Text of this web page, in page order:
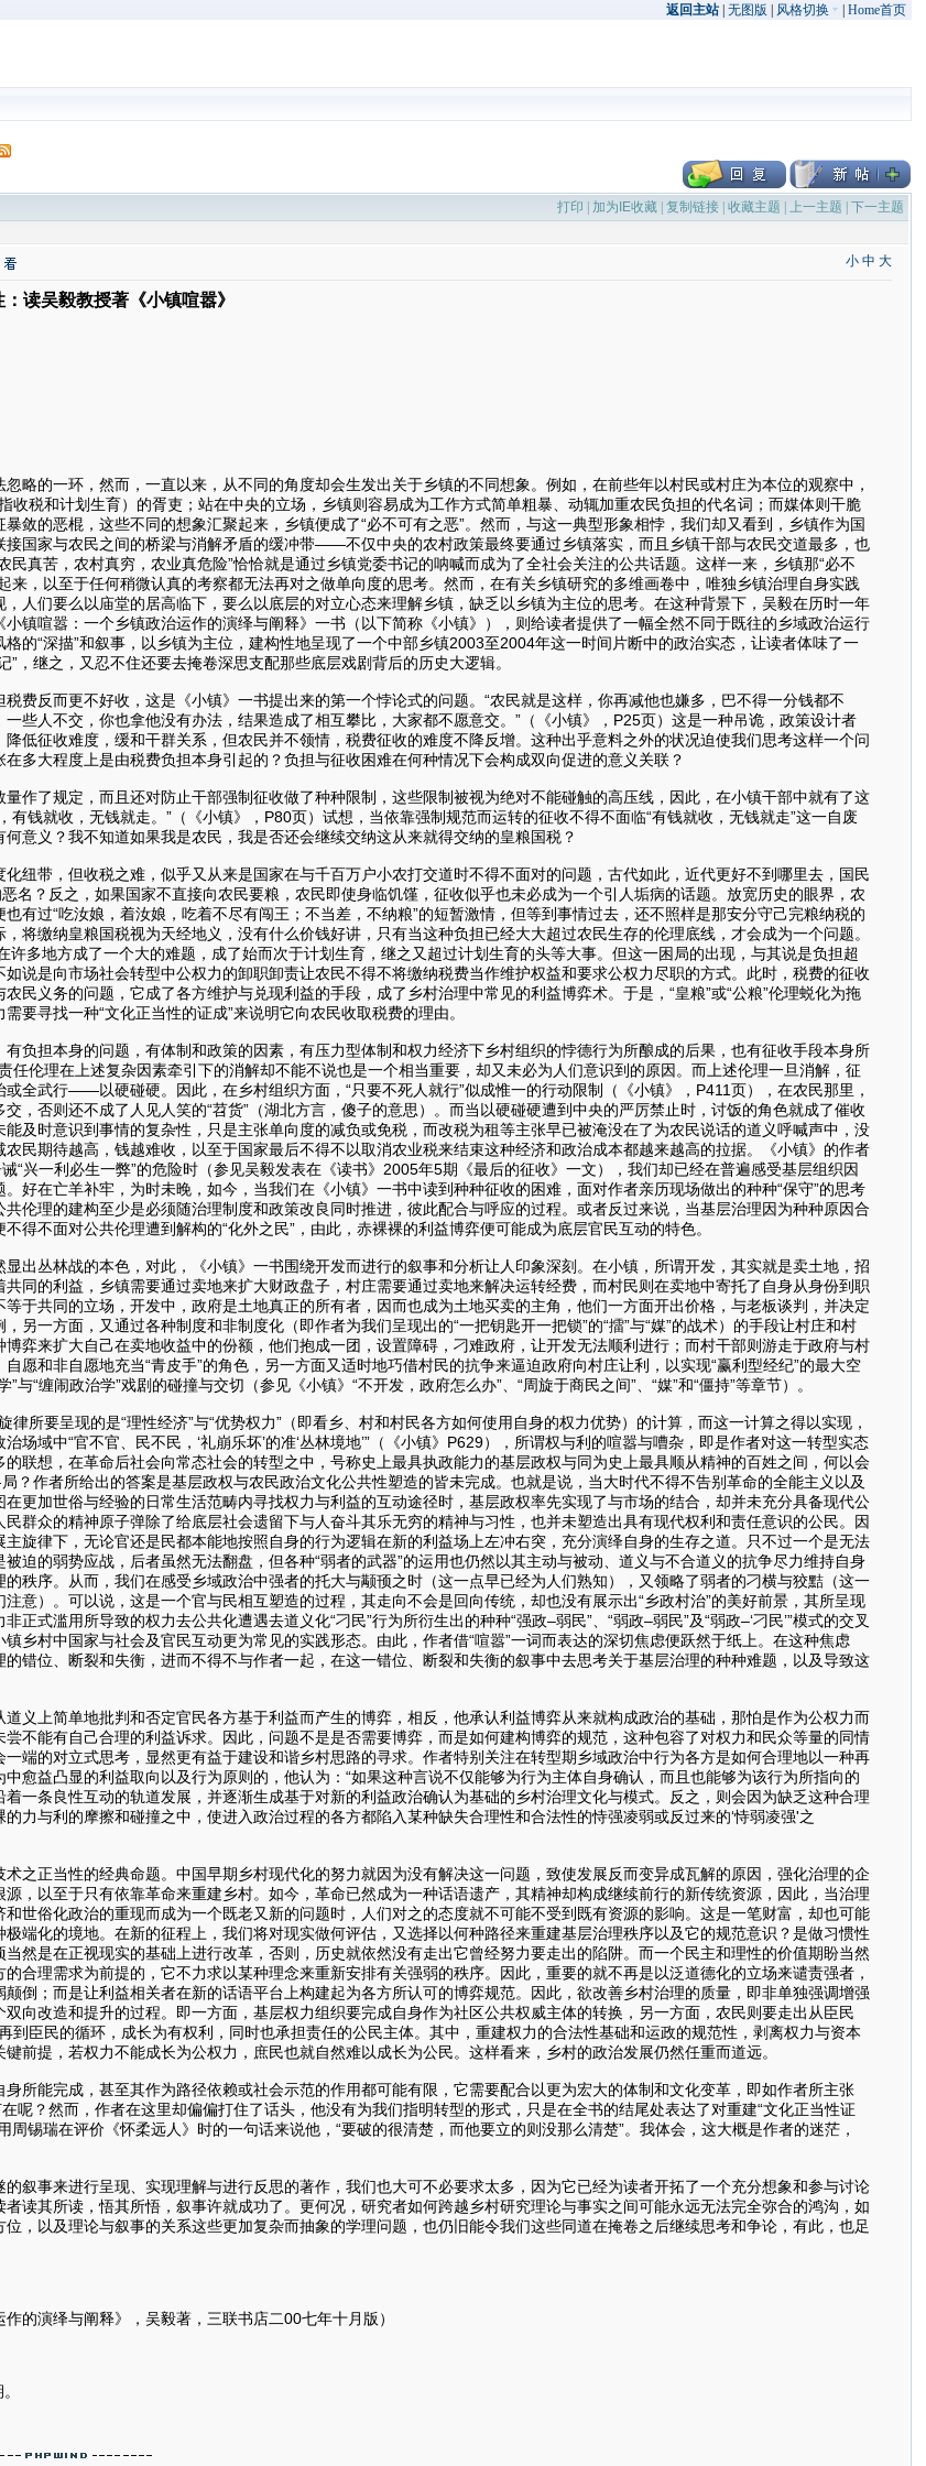
返回主站| 无图版 风格切换 Home首页
打印 | 加为IE收藏| 复制链接| 收藏主题 | 上一主题 | 下一主题
小 中 大
读吴毅教授著《小镇喧嚣》
略的一环，然而，一直以来，从不同的角度却会生发出关于乡镇的不同想象。例如，在前些年以村民或村庄为本位的观察中，
指收税和计划生育）的胥吏；站在中央的立场，乡镇则容易成为工作方式简单粗暴、动辄加重农民负担的代名词；而媒体则干脆
敛的恶棍，这些不同的想象汇聚起来，乡镇便成了“必不可有之恶”。然而，与这一典型形象相悖，我们却又看到，乡镇作为国
接国家与农民之间的桥梁与消解矛盾的缓冲带——不仅中央的农村政策最终要通过乡镇落实，而且乡镇干部与农民交道最多，也
民真苦，农村真穷，农业真危险”恰恰就是通过乡镇党委书记的呐喊而成为了全社会关注的公共话题。这样一来，乡镇那“必不
来，以至于任何稍微认真的考察都无法再对之做单向度的思考。然而，在有关乡镇研究的多维画卷中，唯独乡镇治理自身实践
人们要么以庙堂的居高临下，要么以底层的对立心态来理解乡镇，缺乏以乡镇为主位的思考。在这种背景下，吴毅在历时一年
小镇喧嚣：一个乡镇政治运作的演绎与阐释》一书（以下简称《小镇》），则给读者提供了一幅全然不同于既往的乡域政治运行
的“深描”和叙事，以乡镇为主位，建构性地呈现了一个中部乡镇2003至2004年这一时间片断中的政治实态，让读者体味了一
”，继之，又忍不住还要去掩卷深思支配那些底层戏剧背后的历史大逻辑。
费反而更不好收，这是《小镇》一书提出来的第一个悖论式的问题。“农民就是这样，你再减他也嫌多，巴不得一分钱都不
些人不交，你也拿他没有办法，结果造成了相互攀比，大家都不愿意交。”（《小镇》，P25页）这是一种吊诡，政策设计者
低征收难度，缓和干群关系，但农民并不领情，税费征收的难度不降反增。这种出乎意料之外的状况迫使我们思考这样一个问
多大程度上是由税费负担本身引起的？负担与征收困难在何种情况下会构成双向促进的意义关联？
作了规定，而且还对防止干部强制征收做了种种限制，这些限制被视为绝对不能碰触的高压线，因此，在小镇干部中就有了这
有钱就收，无钱就走。”（《小镇》，P80页）试想，当依靠强制规范而运转的征收不得不面临“有钱就收，无钱就走”这一自废
意义？我不知道如果我是农民，我是否还会继续交纳这从来就得交纳的皇粮国税？
纽带，但收税之难，似乎又从来是国家在与千百万户小农打交道时不得不面对的问题，古代如此，近代更好不到哪里去，国民
名？反之，如果国家不直接向农民要粮，农民即使身临饥馑，征收似乎也未必成为一个引人垢病的话题。放宽历史的眼界，农
有过“吃汝娘，着汝娘，吃着不尽有闯王；不当差，不纳粮”的短暂激情，但等到事情过去，还不照样是那安分守己完粮纳税的
将缴纳皇粮国税视为天经地义，没有什么价钱好讲，只有当这种负担已经大大超过农民生存的伦理底线，才会成为一个问题。
许多地方成了一个大的难题，成了始而次于计划生育，继之又超过计划生育的头等大事。但这一困局的出现，与其说是负担超
说是向市场社会转型中公权力的卸职卸责让农民不得不将缴纳税费当作维护权益和要求公权力尽职的方式。此时，税费的征收
民义务的问题，它成了各方维护与兑现利益的手段，成了乡村治理中常见的利益博弈术。于是，“皇粮”或“公粮”伦理蜕化为拖
要寻找一种“文化正当性的证成”来说明它向农民收取税费的理由。
负担本身的问题，有体制和政策的因素，有压力型体制和权力经济下乡村组织的悖德行为所酿成的后果，也有征收手段本身所
任伦理在上述复杂因素牵引下的消解却不能不说也是一个相当重要，却又未必为人们意识到的原因。而上述伦理一旦消解，征
全武行——以硬碰硬。因此，在乡村组织方面，“只要不死人就行”似成惟一的行动限制（《小镇》，P411页），在农民那里，
，否则还不成了人见人笑的“苕货”（湖北方言，傻子的意思）。而当以硬碰硬遭到中央的严厉禁止时，讨饭的角色就成了催收
及时意识到事情的复杂性，只是主张单向度的减负或免税，而改税为租等主张早已被淹没在了为农民说话的道义呼喊声中，没
民期待越高，钱越难收，以至于国家最后不得不以取消农业税来结束这种经济和政治成本都越来越高的拉据。《小镇》的作者
“兴一利必生一弊”的危险时（参见吴毅发表在《读书》2005年5期《最后的征收》一文），我们却已经在普遍感受基层组织因
好在亡羊补牢，为时未晚，如今，当我们在《小镇》一书中读到种种征收的困难，面对作者亲历现场做出的种种“保守”的思考
伦理的建构至少是必须随治理制度和政策改良同时推进，彼此配合与呼应的过程。或者反过来说，当基层治理因为种种原因合
得不面对公共伦理遭到解构的“化外之民”，由此，赤裸裸的利益博弈便可能成为底层官民互动的特色。
出丛林战的本色，对此，《小镇》一书围绕开发而进行的叙事和分析让人印象深刻。在小镇，所谓开发，其实就是卖土地，招
同的利益，乡镇需要通过卖地来扩大财政盘子，村庄需要通过卖地来解决运转经费，而村民则在卖地中寄托了自身从身份到职
于共同的立场，开发中，政府是土地真正的所有者，因而也成为土地买卖的主角，他们一方面开出价格，与老板谈判，并决定
另一方面，又通过各种制度和非制度化（即作者为我们呈现出的“一把钥匙开一把锁”的“擂”与“媒”的战术）的手段让村庄和村
弈来扩大自己在卖地收益中的份额，他们抱成一团，设置障碍，刁难政府，让开发无法顺利进行；而村干部则游走于政府与村
愿和非自愿地充当“青皮手”的角色，另一方面又适时地巧借村民的抗争来逼迫政府向村庄让利，以实现“赢利型经纪”的最大空
与“缠闹政治学”戏剧的碰撞与交切（参见《小镇》“不开发，政府怎么办”、“周旋于商民之间”、“媒”和“僵持”等章节）。
律所要呈现的是“理性经济”与“优势权力”（即看乡、村和村民各方如何使用自身的权力优势）的计算，而这一计算之得以实现，
场域中“官不官、民不民，‘礼崩乐坏’的准‘丛林境地’”（《小镇》P629），所谓权与利的喧嚣与嘈杂，即是作者对这一转型实态
联想，在革命后社会向常态社会的转型之中，号称史上最具执政能力的基层政权与同为史上最具顺从精神的百姓之间，何以会
？作者所给出的答案是基层政权与农民政治文化公共性塑造的皆未完成。也就是说，当大时代不得不告别革命的全能主义以及
更加世俗与经验的日常生活范畴内寻找权力与利益的互动途径时，基层政权率先实现了与市场的结合，却并未充分具备现代公
群众的精神原子弹除了给底层社会遗留下与人奋斗其乐无穷的精神与习性，也并未塑造出具有现代权利和责任意识的公民。因
旋律下，无论官还是民都本能地按照自身的行为逻辑在新的利益场上左冲右突，充分演绎自身的生存之道。只不过一个是无法
迫的弱势应战，后者虽然无法翻盘，但各种“弱者的武器”的运用也仍然以其主动与被动、道义与不合道义的抗争尽力维持自身
秩序。从而，我们在感受乡域政治中强者的托大与颟顸之时（这一点早已经为人们熟知），又领略了弱者的刁横与狡黠（这一
意）。可以说，这是一个官与民相互塑造的过程，其走向不会是回向传统，却也没有展示出“乡政村治”的美好前景，其所呈现
式滥用所导致的权力去公共化遭遇去道义化“刁民”行为所衍生出的种种“强政–弱民”、“弱政–弱民”及“弱政–‘刁民’”模式的交叉
乡村中国家与社会及官民互动更为常见的实践形态。由此，作者借“喧嚣”一词而表达的深切焦虑便跃然于纸上。在这种焦虑
错位、断裂和失衡，进而不得不与作者一起，在这一错位、断裂和失衡的叙事中去思考关于基层治理的种种难题，以及导致这
义上简单地批判和否定官民各方基于利益而产生的博弈，相反，他承认利益博弈从来就构成政治的基础，那怕是作为公权力而
不能有自己合理的利益诉求。因此，问题不是是否需要博弈，而是如何建构博弈的规范，这种包容了对权力和民众等量的同情
端的对立式思考，显然更有益于建设和谐乡村思路的寻求。作者特别关注在转型期乡域政治中行为各方是如何合理地以一种再
愈益凸显的利益取向以及行为原则的，他认为：“如果这种言说不仅能够为行为主体自身确认，而且也能够为该行为所指向的
一条良性互动的轨道发展，并逐渐生成基于对新的利益政治确认为基础的乡村治理文化与模式。反之，则会因为缺乏这种合理
力与利的摩擦和碰撞之中，使进入政治过程的各方都陷入某种缺失合理性和合法性的恃强凌弱或反过来的‘恃弱凌强'之
之正当性的经典命题。中国早期乡村现代化的努力就因为没有解决这一问题，致使发展反而变异成瓦解的原因，强化治理的企
，以至于只有依靠革命来重建乡村。如今，革命已然成为一种话语遗产，其精神却构成继续前行的新传统资源，因此，当治理
世俗化政治的重现而成为一个既老又新的问题时，人们对之的态度就不可能不受到既有资源的影响。这是一笔财富，却也可能
端化的境地。在新的征程上，我们将对现实做何评估，又选择以何种路径来重建基层治理秩序以及它的规范意识？是做习惯性
然是在正视现实的基础上进行改革，否则，历史就依然没有走出它曾经努力要走出的陷阱。而一个民主和理性的价值期盼当然
合理需求为前提的，它不力求以某种理念来重新安排有关强弱的秩序。因此，重要的就不再是以泛道德化的立场来谴责强者，
倒；而是让利益相关者在新的话语平台上构建起为各方所认可的博弈规范。因此，欲改善乡村治理的质量，即非单独强调增强
向改造和提升的过程。即一方面，基层权力组织要完成自身作为社区公共权威主体的转换，另一方面，农民则要走出从臣民
到臣民的循环，成长为有权利，同时也承担责任的公民主体。其中，重建权力的合法性基础和运政的规范性，剥离权力与资本
前提，若权力不能成长为公权力，庶民也就自然难以成长为公民。这样看来，乡村的政治发展仍然任重而道远。
所能完成，甚至其作为路径依赖或社会示范的作用都可能有限，它需要配合以更为宏大的体制和文化变革，即如作者所主张
呢？然而，作者在这里却偏偏打住了话头，他没有为我们指明转型的形式，只是在全书的结尾处表达了对重建“文化正当性证
周锡瑞在评价《怀柔远人》时的一句话来说他，“要破的很清楚，而他要立的则没那么清楚”。我体会，这大概是作者的迷茫，
叙事来进行呈现、实现理解与进行反思的著作，我们也大可不必要求太多，因为它已经为读者开拓了一个充分想象和参与讨论
读其所读，悟其所悟，叙事许就成功了。更何况，研究者如何跨越乡村研究理论与事实之间可能永远无法完全弥合的鸿沟，如
，以及理论与叙事的关系这些更加复杂而抽象的学理问题，也仍旧能令我们这些同道在掩卷之后继续思考和争论，有此，也足
的演绎与阐释》，吴毅著，三联书店二00七年十月版）